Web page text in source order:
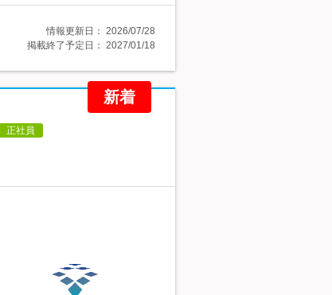
情報更新日： 2026/07/28
掲載終了予定日： 2027/01/18
新着
正社員